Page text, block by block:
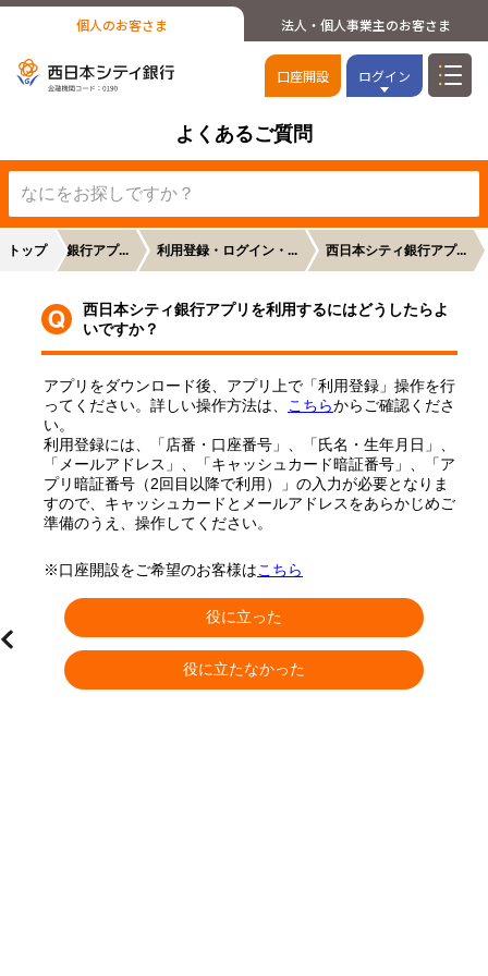
個人のお客さま 法人・個人事業主のお客さま
口座開設 ログイン
よくあるご質問
トップ
本シティ銀行アプ... 利用登録・ログイン・... 西日本シティ銀行アプ...
西日本シティ銀行アプリを利用するにはどうしたらよ
いですか？
アプリをダウンロード後、アプリ上で「利用登録」操作を行
ってください。詳しい操作方法は、
こちらからご確認くださ
い。
利用登録には、「店番・口座番号」、「氏名・生年月日」、
「メールアドレス」、「キャッシュカード暗証番号」、「ア
プリ暗証番号（2回目以降で利用）」の入力が必要となりま
すので、キャッシュカードとメールアドレスをあらかじめご
準備のうえ、操作してください。
※口座開設をご希望のお客様はこちら
役に立った
役に立たなかった